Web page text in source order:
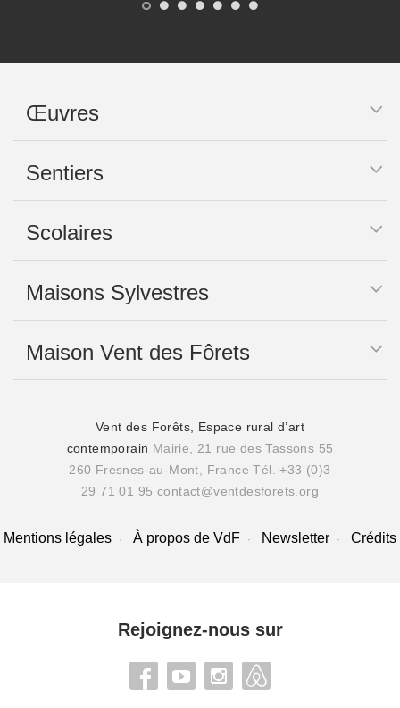
Œuvres
Sentiers
Scolaires
Maisons Sylvestres
Maison Vent des Fôrets
Vent des Forêts, Espace rural d’art
contemporain Mairie, 21 rue des Tassons 55
260 Fresnes-au-Mont, France Tél. +33 (0)3
29 71 01 95 contact@ventdesforets.org
Mentions légales À propos de VdF Newsletter Crédits
Rejoignez-nous sur